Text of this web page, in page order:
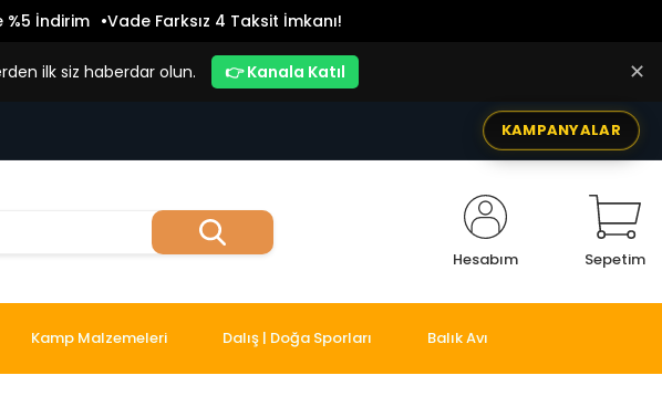
İndirim Vade Farksız 4 Taksit İmkanı!
ilk siz haberdar olun. 👉 Kanala Katıl ✕
KAMPANYALAR
Hesabım Sepetim
Kamp Malzemeleri Dalış | Doğa Sporları Balık Avı